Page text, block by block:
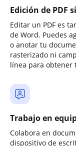
Edición de PDF
Editar un PDF es
de Word. Puedes
o anotar tu
rasterizado ni
línea para obtener
Trabajo en
Colabora en
dispositivo de